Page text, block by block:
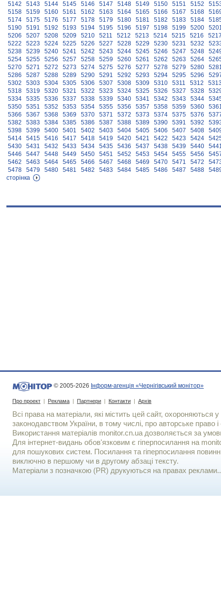
5142
5143 5144 5145 5146 5147 5148 5149 5150 5151 5152
5158
5159 5160 5161 5162 5163 5164 5165 5166 5167 5168
5174
5175 5176 5177 5178 5179 5180 5181 5182 5183 5184
5190
5191 5192 5193 5194 5195 5196 5197 5198 5199 5200
5206
5207 5208 5209 5210 5211 5212 5213 5214 5215 5216
5222
5223 5224 5225 5226 5227 5228 5229 5230 5231 5232
5238
5239 5240 5241 5242 5243 5244 5245 5246 5247 5248
5254
5255 5256 5257 5258 5259 5260 5261 5262 5263 5264
5270
5271 5272 5273 5274 5275 5276 5277 5278 5279 5280
5286
5287 5288 5289 5290 5291 5292 5293 5294 5295 5296
5302
5303 5304 5305 5306 5307 5308 5309 5310 5311 5312
5318
5319 5320 5321 5322 5323 5324 5325 5326 5327 5328
5334
5335 5336 5337 5338 5339 5340 5341 5342 5343 5344
5350
5351 5352 5353 5354 5355 5356 5357 5358 5359 5360
5366
5367 5368 5369 5370 5371 5372 5373 5374 5375 5376
5382
5383 5384 5385 5386 5387 5388 5389 5390 5391 5392
5398
5399 5400 5401 5402 5403 5404 5405 5406 5407 5408
5414
5415 5416 5417 5418 5419 5420 5421 5422 5423 5424
5430
5431 5432 5433 5434 5435 5436 5437 5438 5439 5440
5446
5447 5448 5449 5450 5451 5452 5453 5454 5455 5456
5462
5463 5464 5465 5466 5467 5468 5469 5470 5471 5472
5478
5479 5480 5481 5482 5483 5484 5485 5486 5487 5488
сторінка
© 2005-2026 Інформ-агенція «Чернігівський монітор»
Про проект | Реклама | Партнери | Контакти | Архів
Всі права на матеріали, які містить цей сайт, охороняються у
законодавством України, в тому числі, про авторське право і
Використання матерiалiв monitor.cn.ua дозволяється за
Для iнтернет-видань обов'язковим є гiперпосилання на
для пошукових систем. Посилання та гіперпосилання
виключно в першому чи в другому абзаці тексту.
Матеріали з позначкою (PR) друкуються на правах реклами..